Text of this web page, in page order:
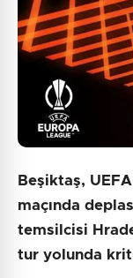
Beşiktaş,
maçında
temsilcisi
tur yolunda